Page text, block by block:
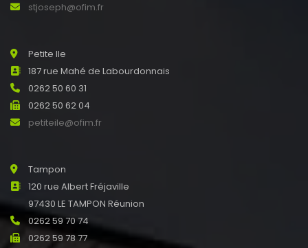
stjoseph@ofim.fr
Petite Ile
187 rue Mahé de Labourdonnais
0262 50 60 31
0262 50 62 04
petiteile@ofim.fr
Tampon
120 rue Albert Fréjaville
97430 LE TAMPON Réunion
0262 59 70 74
0262 59 78 77